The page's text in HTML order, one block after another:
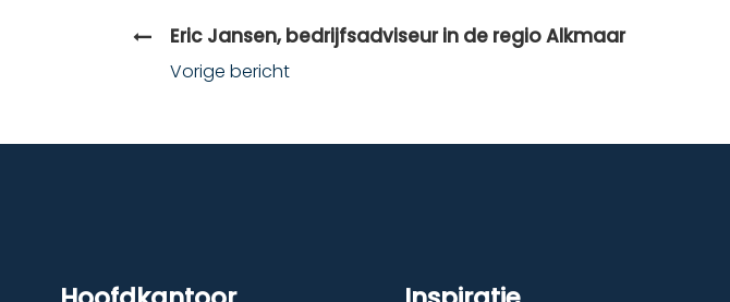
Eric Jansen, bedrijfsadviseur in de regio Alkmaar
Vorige bericht